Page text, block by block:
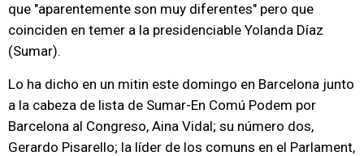
que "aparentemente son muy diferentes" pero que
coinciden en temer a la presidenciable Yolanda Díaz
(Sumar).
Lo ha dicho en un mitin este domingo en Barcelona junto
a la cabeza de lista de Sumar-En Comú Podem por
Barcelona al Congreso, Aina Vidal; su número dos,
Gerardo Pisarello; la líder de los comuns en el Parlament,